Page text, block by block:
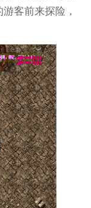
客前来探险，